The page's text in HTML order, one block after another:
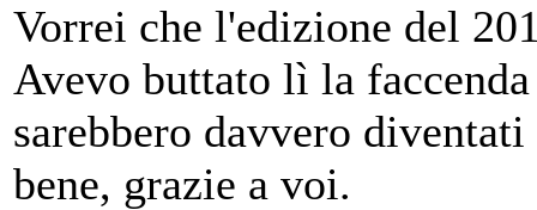
Vorrei che l'edizione del
Avevo buttato lì la
sarebbero davvero
bene, grazie a voi.